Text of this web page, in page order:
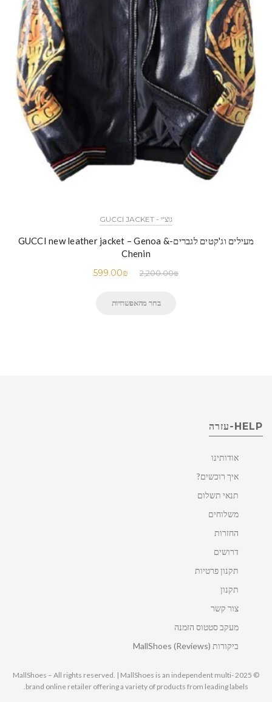
גוצ'י - GUCCI JACKET
מעילים וג'קטים לגברים-GUCCI new leather jacket – Genoa &
Chenin
2,200.00₪
599.00₪
בחר מהאפשרויות
HELP-עזרה
אודותינו
איך רוכשים?
תנאי תשלום
משלוחים
החזרות
דרושים
תקנון פרטיות
תקנון
צור קשר
מעקב סטטוס הזמנה
ביקורות MallShoes (Reviews)
© 2025 MallShoes – All rights reserved. | MallShoes is an independent multi-
brand online retailer offering a variety of products from leading labels.